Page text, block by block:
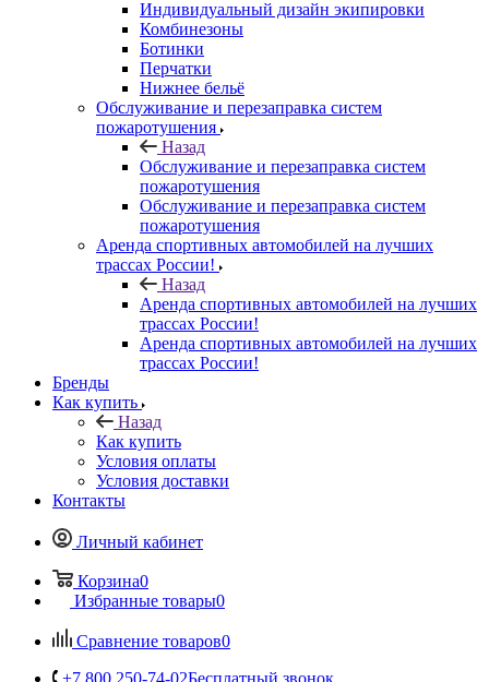
Индивидуальный дизайн экипировки
Комбинезоны
Ботинки
Перчатки
Нижнее бельё
Обслуживание и перезаправка систем
пожаротушения
Назад
Обслуживание и перезаправка систем
пожаротушения
Обслуживание и перезаправка систем
пожаротушения
Аренда спортивных автомобилей на лучших
трассах России!
Назад
Аренда спортивных автомобилей на лучших
трассах России!
Аренда спортивных автомобилей на лучших
трассах России!
Бренды
Как купить
Назад
Как купить
Условия оплаты
Условия доставки
Контакты
Личный кабинет
Корзина0
Избранные товары0
Сравнение товаров0
+7 800 250-74-02Бесплатный звонок